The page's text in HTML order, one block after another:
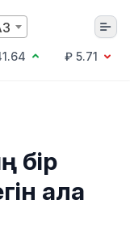
₽ 5.71
бір
ала